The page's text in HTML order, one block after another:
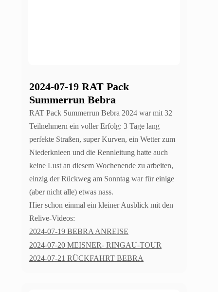
2024-07-19 RAT Pack
Summerrun Bebra
RAT Pack Summerrun Bebra 2024 war mit 32
Teilnehmern ein voller Erfolg: 3 Tage lang
perfekte Straßen, super Kurven, ein Wetter zum
Niederknieen und die Rennleitung hatte auch
keine Lust an diesem Wochenende zu arbeiten,
einzig der Rückweg am Sonntag war für einige
(aber nicht alle) etwas nass.
Hier schon einmal ein kleiner Ausblick mit den
Relive-Videos:
2024-07-19 BEBRA ANREISE
2024-07-20 MEISNER- RINGAU-TOUR
2024-07-21 RÜCKFAHRT BEBRA